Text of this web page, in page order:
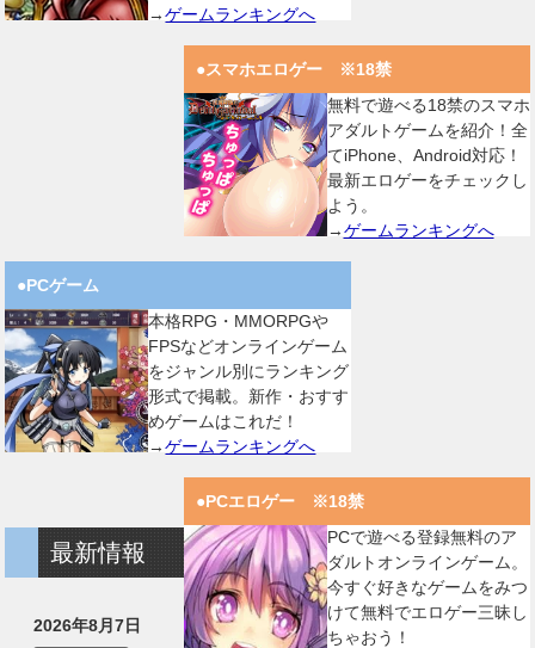
→ゲームランキングへ
●スマホエロゲー ※18禁
無料で遊べる18禁のスマホ
アダルトゲームを紹介！全
てiPhone、Android対応！
最新エロゲーをチェックし
よう。
→ゲームランキングへ
●PCゲーム
本格RPG・MMORPGや
FPSなどオンラインゲーム
をジャンル別にランキング
形式で掲載。新作・おすす
めゲームはこれだ！
→ゲームランキングへ
●PCエロゲー ※18禁
PCで遊べる登録無料のア
ダルトオンラインゲーム。
今すぐ好きなゲームをみつ
けて無料でエロゲー三昧し
ちゃおう！
最新情報
2026年8月7日